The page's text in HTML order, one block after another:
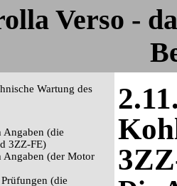
Verso -
Wartung des
Angaben (die
3ZZ-FE)
Angaben (der Motor
(die